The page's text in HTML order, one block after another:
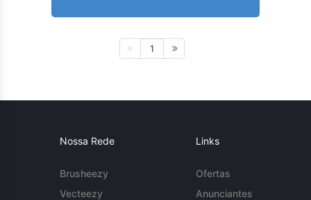
1
Nossa Rede
Brusheezy
Vecteezy
Links
Ofertas
Anunciantes